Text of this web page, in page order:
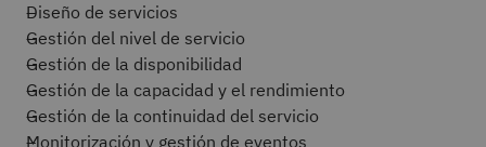
Diseño de servicios
Gestión del nivel de servicio
Gestión de la disponibilidad
Gestión de la capacidad y el rendimiento
Gestión de la continuidad del servicio
Monitorización y gestión de eventos